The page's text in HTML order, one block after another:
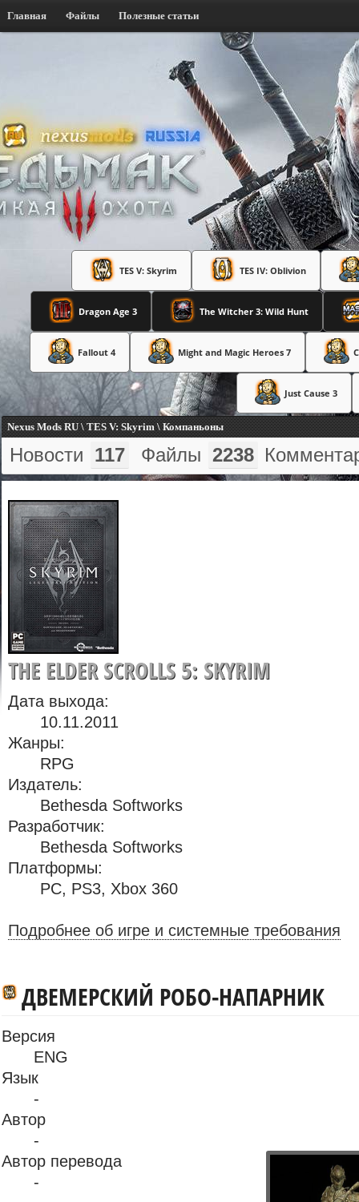
Главная Файлы Полезные статьи
TES V: Skyrim TES IV: Oblivion
Dragon Age 3 The Witcher 3: Wild Hunt
Fallout 4 Might and Magic Heroes 7
Just Cause 3
Nexus Mods RU \ TES V: Skyrim \ Компаньоны
Новости 117 Файлы 2238
THE ELDER SCROLLS 5: SKYRIM
Дата выхода:
10.11.2011
Жанры:
RPG
Издатель:
Bethesda Softworks
Разработчик:
Bethesda Softworks
Платформы:
PC, PS3, Xbox 360
Подробнее об игре и системные требования
ДВЕМЕРСКИЙ РОБО-НАПАРНИК
Версия
ENG
Язык
-
Автор
-
Автор перевода
-